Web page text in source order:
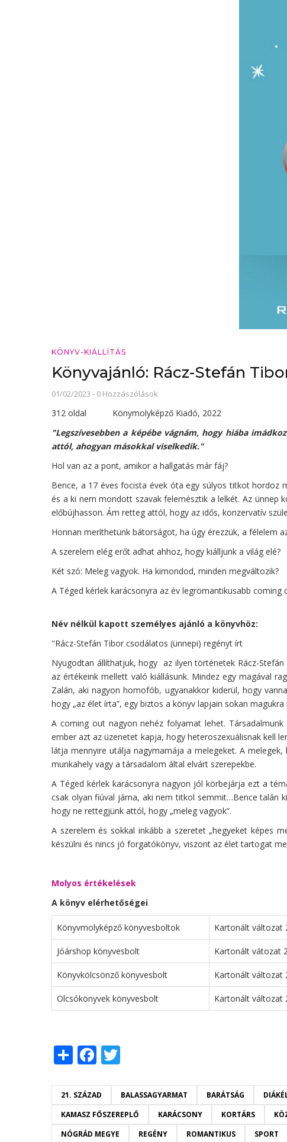
KÖNYV-KIÁLLÍTÁS
Könyvajánló: Rácz-Stefán
01/02/2023 - 0 Hozzászólások
312 oldal Könymolyképző Kiadó, 2022
"Legszívesebben a képébe vágnám, hogy hiába
attól, ahogyan másokkal viselkedik."
Hol van az a pont, amikor a hallgatás már fáj?
Bence, a 17 éves focista évek óta egy súlyos titkot hordoz
és a ki nem mondott szavak felemésztik a lelkét. Az ünnep
előbújhasson. Ám retteg attól, hogy az idős, konzervatív
Honnan meríthetünk bátorságot, ha úgy érezzük, a félelem
A szerelem elég erőt adhat ahhoz, hogy kiálljunk a világ elé?
Két szó: Meleg vagyok. Ha kimondod, minden megváltozik?
A Téged kérlek karácsonyra az év legromantikusabb
Név nélkül kapott személyes ajánló a könyvhöz:
"Rácz-Stefán Tibor csodálatos (ünnepi) regényt írt
Nyugodtan állíthatjuk, hogy az ilyen történetek Rácz-
az értékeink mellett való kiállásunk. Mindez egy magával
Zalán, aki nagyon homofób, ugyanakkor kiderül, hogy
hogy „az élet írta”, egy biztos a könyv lapjain sokan magukra
A coming out nagyon nehéz folyamat lehet.
ember azt az üzenetet kapja, hogy heteroszexuálisnak kell
látja mennyire utálja nagymamája a melegeket. A
munkahely vagy a társadalom által elvárt szerepekbe.
A Téged kérlek karácsonyra nagyon jól körbejárja ezt a
csak olyan fiúval járna, aki nem titkol semmit…Bence talán
hogy ne rettegjünk attól, hogy „meleg vagyok”.
A szerelem és sokkal inkább a szeretet „hegyeket képes
készülni és nincs jó forgatókönyv, viszont az élet tartogat
Molyos értékelések
A könyv elérhetőségei
Könyvmolyképző könyvesboltok Kartonált változat
Jóárshop könyvesbolt Kartonált vátozat
Könyvkölcsönző könyvesbolt Kartonált változat
Olcsókönyvek könyvesbolt Kartonált változat
ShareFacebook
21. SZÁZAD BALASSAGYARMAT BARÁTSÁG
KAMASZ FŐSZEREPLŐ
KARÁCSONY KORTÁRS
NÓGRÁD MEGYE
REGÉNY ROMANTIKUS SPORT